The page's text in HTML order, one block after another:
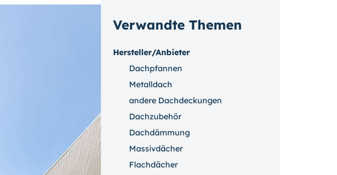
Verwandte Themen
Hersteller/Anbieter
Dachpfannen
Metalldach
andere Dachdeckungen
Dachzubehör
Dachdämmung
Massivdächer
Flachdächer